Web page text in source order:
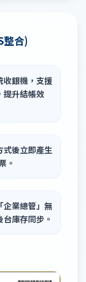
整合)
收銀機，支援
提升結帳效
式後立即產生
。
企業總管」無
庫存同步。